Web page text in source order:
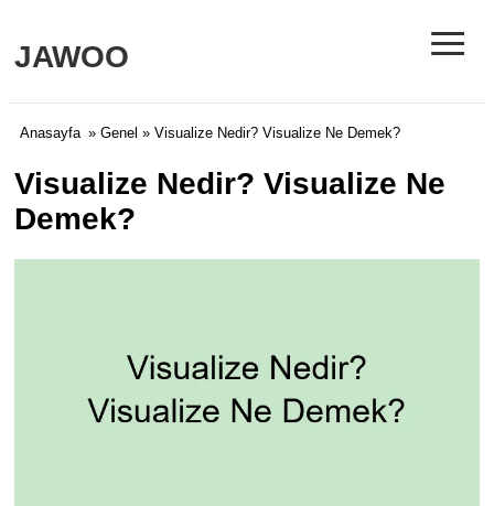
JAWOO ≡
Anasayfa » Genel » Visualize Nedir? Visualize Ne Demek?
Visualize Nedir? Visualize Ne
Demek?